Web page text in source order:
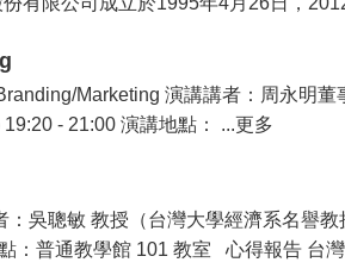
Marketing 演講講者：周永明
- 21:00 演講地點： ...更多
吳聰敏 教授（台灣大學經濟系名譽
：普通教學館 101 教室 心得報告 台